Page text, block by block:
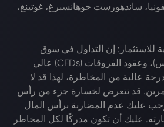
ساندهورست جوهانسبرغ، غوتينغ،
للاستثمار: إن التداول في سوق
الصرف الأجنبي (الفوركس)، وعقود الفروقات (CFDs) عالي
عالية من المخاطرة، لهذا قد لا
قد تتعرض لخسارة جزء من رأس
عليك عدم المضاربة برأس المال
عليك أن تكون مدركًا لكل المخاطر